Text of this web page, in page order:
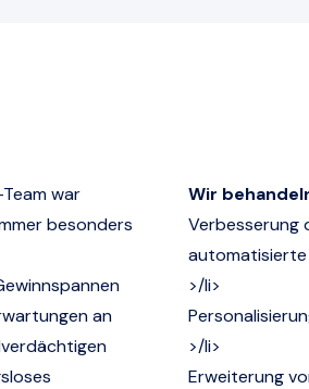
war
besonders
an
Wir
Verbesserung
>/li>
>/li>
Erweiterung